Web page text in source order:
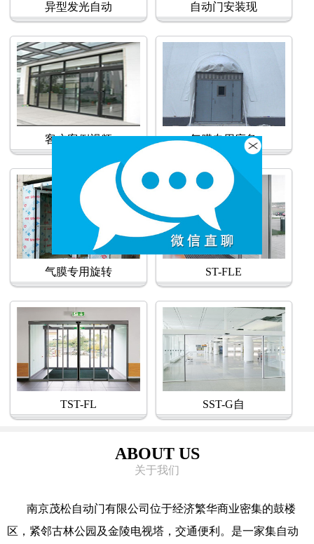
异型发光自动 自动门安装现
客户案例视频 气膜专用应急
气膜专用旋转 ST-FLE
TST-FL SST-G自
ABOUT US
关于我们
南京茂松自动门有限公司位于经济繁华商业密集的鼓楼
区，紧邻古林公园及金陵电视塔，交通便利。是一家集自动